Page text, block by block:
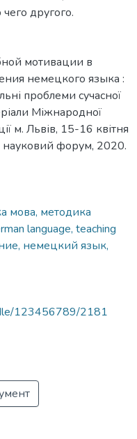
другого.
мотивации в
немецкого языка :
проблеми сучасної
Міжнародної
м. Львів, 15-16 квітня
науковий форум, 2020.
мова, методика
language, teaching
немецкий язык,
123456789/2181